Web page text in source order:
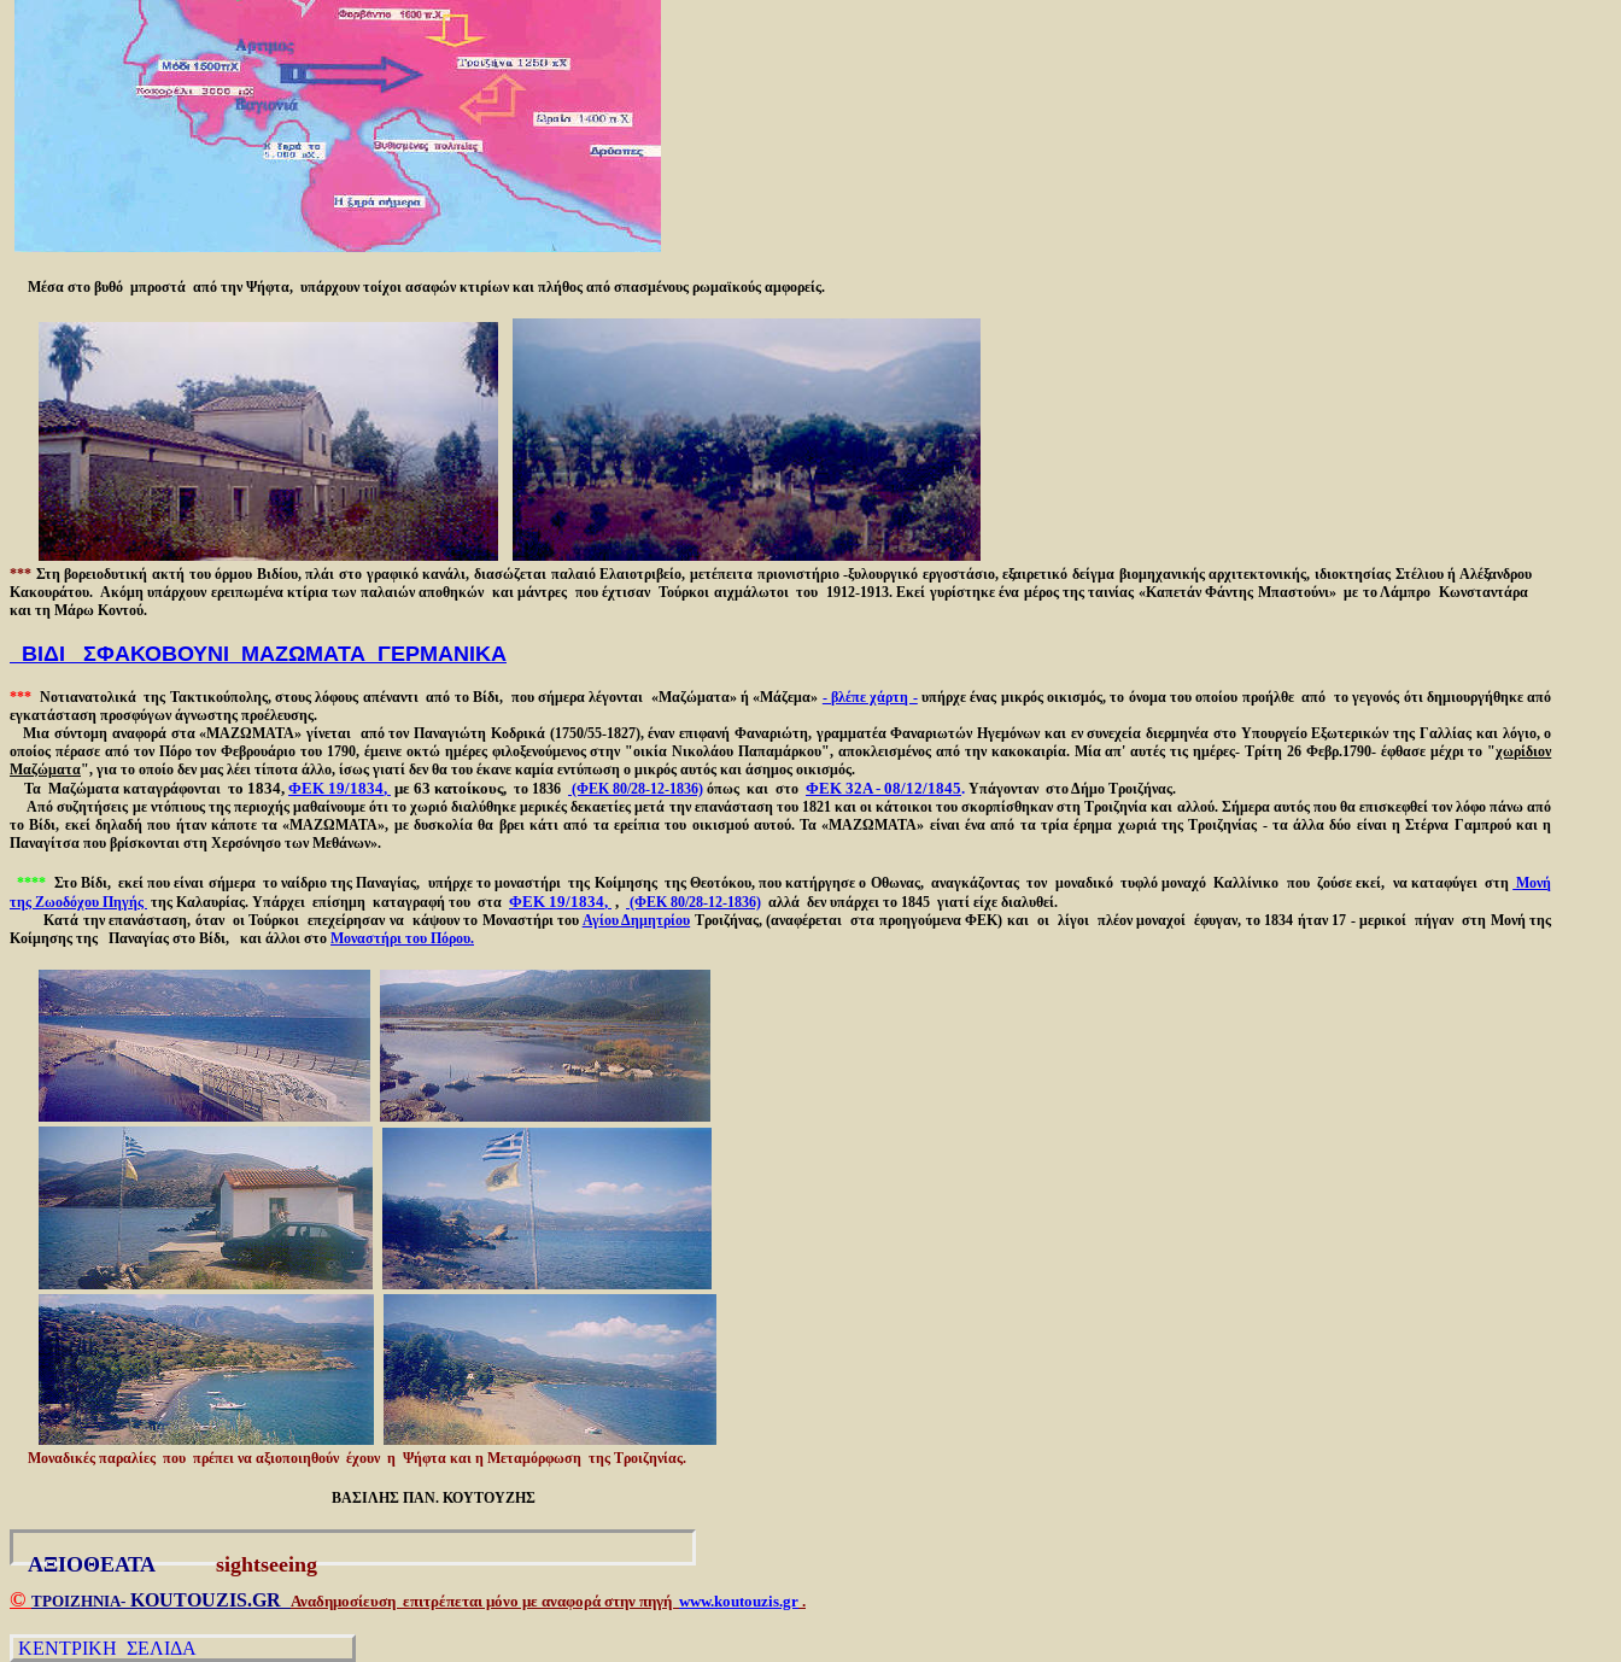
Μέσα στο βυθό μπροστά από την Ψήφτα, υπάρχουν τοίχοι ασαφών κτιρίων και πλήθος από σπασμένους ρωμαϊκούς αμφορείς.
*** Στη βορειοδυτική ακτή του όρμου Βιδίου, πλάι στο γραφικό κανάλι, διασώζεται παλαιό Ελαιοτριβείο, μετέπειτα πριονιστήριο -ξυλουργικό εργοστάσιο, εξαιρετικό δείγμα βιομηχανικής αρχιτεκτονικής, ιδιοκτησίας Στέλιου ή Αλέξανδρου
Κακουράτου. Ακόμη υπάρχουν ερειπωμένα κτίρια των παλαιών αποθηκών και μάντρες που έχτισαν Τούρκοι αιχμάλωτοι του 1912-1913. Εκεί γυρίστηκε ένα μέρος της ταινίας «Καπετάν Φάντης Μπαστούνι» με το Λάμπρο Κωνσταντάρα
και τη Μάρω Κοντού.
ΒΙΔΙ ΣΦΑΚΟΒΟΥΝΙ ΜΑΖΩΜΑΤΑ ΓΕΡΜΑΝΙΚΑ
*** Νοτιανατολικά της Τακτικούπολης, στους λόφους απέναντι από το Βίδι, που σήμερα λέγονται «Μαζώματα» ή «Μάζεμα» - βλέπε χάρτη -υπήρχε ένας μικρός οικισμός, το όνομα του οποίου προήλθε από το γεγονός ότι δημιουργήθηκε από
εγκατάσταση προσφύγων άγνωστης προέλευσης.
Μια σύντομη αναφορά στα «ΜΑΖΩΜΑΤΑ» γίνεται από τον Παναγιώτη Κοδρικά (1750/55-1827), έναν επιφανή Φαναριώτη, γραμματέα Φαναριωτών Ηγεμόνων και εν συνεχεία διερμηνέα στο Υπουργείο Εξωτερικών της Γαλλίας και λόγιο, ο
οποίος πέρασε από τον Πόρο τον Φεβρουάριο του 1790, έμεινε οκτώ ημέρες φιλοξενούμενος στην "οικία Νικολάου Παπαμάρκου", αποκλεισμένος από την κακοκαιρία. Μία απ' αυτές τις ημέρες- Τρίτη 26 Φεβρ.1790- έφθασε μέχρι το "χωρίδιον
Μαζώματα", για το οποίο δεν μας λέει τίποτα άλλο, ίσως γιατί δεν θα του έκανε καμία εντύπωση ο μικρός αυτός και άσημος οικισμός.
Τα Μαζώματα καταγράφονται το 1834, ΦΕΚ 19/1834, με 63 κατοίκους, το 1836 (ΦΕΚ 80/28-12-1836) όπως και στο ΦΕΚ 32Α - 08/12/1845. Υπάγονταν στο Δήμο Τροιζήνας.
Από συζητήσεις με ντόπιους της περιοχής μαθαίνουμε ότι το χωριό διαλύθηκε μερικές δεκαετίες μετά την επανάσταση του 1821 και οι κάτοικοι του σκορπίσθηκαν στη Τροιζηνία και αλλού. Σήμερα αυτός που θα επισκεφθεί τον λόφο πάνω από
το Βίδι, εκεί δηλαδή που ήταν κάποτε τα «ΜΑΖΩΜΑΤΑ», με δυσκολία θα βρει κάτι από τα ερείπια του οικισμού αυτού. Τα «ΜΑΖΩΜΑΤΑ» είναι ένα από τα τρία έρημα χωριά της Τροιζηνίας - τα άλλα δύο είναι η Στέρνα Γαμπρού και η
Παναγίτσα που βρίσκονται στη Χερσόνησο των Μεθάνων».
**** Στο Βίδι, εκεί που είναι σήμερα το ναίδριο της Παναγίας, υπήρχε το μοναστήρι της Κοίμησης της Θεοτόκου, που κατήργησε ο Οθωνας, αναγκάζοντας τον μοναδικό τυφλό μοναχό Καλλίνικο που ζούσε εκεί, να καταφύγει στη Μονή
της Ζωοδόχου Πηγής της Καλαυρίας. Υπάρχει επίσημη καταγραφή του στα ΦΕΚ 19/1834, , (ΦΕΚ 80/28-12-1836) αλλά δεν υπάρχει το 1845 γιατί είχε διαλυθεί.
Κατά την επανάσταση, όταν οι Τούρκοι επεχείρησαν να κάψουν το Μοναστήρι του Αγίου Δημητρίου Τροιζήνας, (αναφέρεται στα προηγούμενα ΦΕΚ) και οι λίγοι πλέον μοναχοί έφυγαν, το 1834 ήταν 17 - μερικοί πήγαν στη Μονή της
Κοίμησης της Παναγίας στο Βίδι, και άλλοι στο Μοναστήρι του Πόρου.
Μοναδικές παραλίες που πρέπει να αξιοποιηθούν έχουν η Ψήφτα και η Μεταμόρφωση της Τροιζηνίας.
ΒΑΣΙΛΗΣ ΠΑΝ. ΚΟΥΤΟΥΖΗΣ
ΑΞΙΟΘΕΑΤΑ
sightseeing
© ΤΡΟΙΖΗΝΙΑ- KOUTOUZIS.GR Αναδημοσίευση επιτρέπεται μόνο με αναφορά στην πηγή www.koutouzis.gr .
ΚΕΝΤΡΙΚΗ ΣΕΛΙΔΑ